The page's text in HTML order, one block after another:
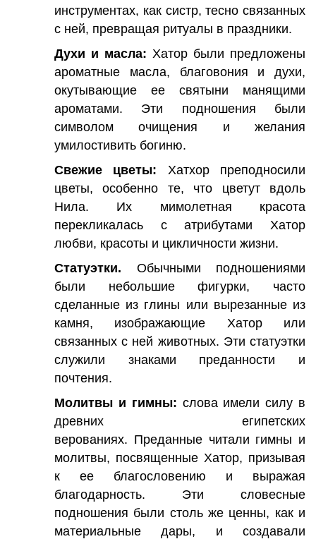
инструментах, как систр, тесно связанных
с ней, превращая ритуалы в праздники.
Духи и масла: Хатор были предложены
ароматные масла, благовония и духи,
окутывающие ее святыни манящими
ароматами. Эти подношения были
символом очищения и желания
умилостивить богиню.
Свежие цветы: Хатхор преподносили
цветы, особенно те, что цветут вдоль
Нила. Их мимолетная красота
перекликалась с атрибутами Хатор
любви, красоты и цикличности жизни.
Статуэтки. Обычными подношениями
были небольшие фигурки, часто
сделанные из глины или вырезанные из
камня, изображающие Хатор или
связанных с ней животных. Эти статуэтки
служили знаками преданности и
почтения.
Молитвы и гимны: слова имели силу в
древних египетских
верованиях. Преданные читали гимны и
молитвы, посвященные Хатор, призывая
к ее благословению и выражая
благодарность. Эти словесные
подношения были столь же ценны, как и
материальные дары, и создавали